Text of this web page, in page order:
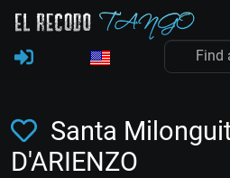
Santa
D'ARIENZO